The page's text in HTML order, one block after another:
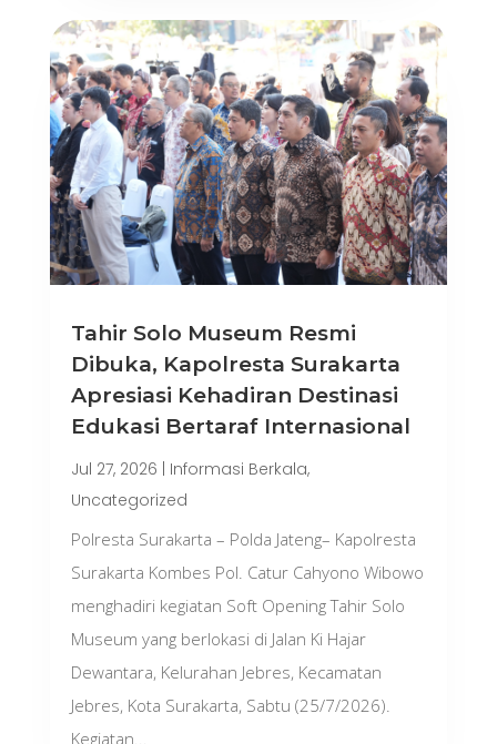
Tahir Solo Museum Resmi
Dibuka, Kapolresta Surakarta
Apresiasi Kehadiran Destinasi
Edukasi Bertaraf Internasional
Jul 27, 2026 | Informasi Berkala,
Uncategorized
Polresta Surakarta – Polda Jateng– Kapolresta
Surakarta Kombes Pol. Catur Cahyono Wibowo
menghadiri kegiatan Soft Opening Tahir Solo
Museum yang berlokasi di Jalan Ki Hajar
Dewantara, Kelurahan Jebres, Kecamatan
Jebres, Kota Surakarta, Sabtu (25/7/2026).
Kegiatan...